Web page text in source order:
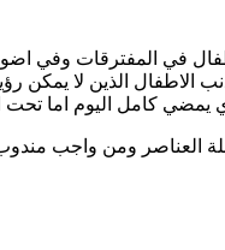
في المفترقات وفي
الذين لا يمكن
يمضي كامل اليوم اما